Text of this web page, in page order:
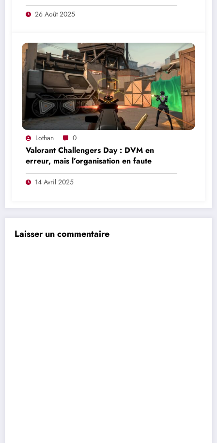
26 Août 2025
Lothan 0
Valorant Challengers Day : DVM en
erreur, mais l’organisation en faute
14 Avril 2025
Laisser un commentaire